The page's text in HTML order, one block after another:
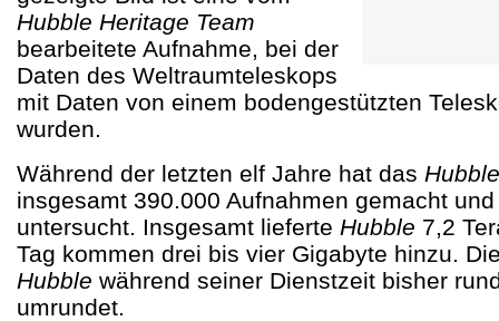
Hubble Heritage Team
bearbeitete Aufnahme, bei der
Daten des Weltraumteleskops
mit Daten von einem bodengestützten
wurden.
Während der letzten elf Jahre hat das Hubble
insgesamt 390.000 Aufnahmen gemacht
untersucht. Insgesamt lieferte Hubble 7,2
Tag kommen drei bis vier Gigabyte hinzu.
Hubble während seiner Dienstzeit bisher
umrundet.